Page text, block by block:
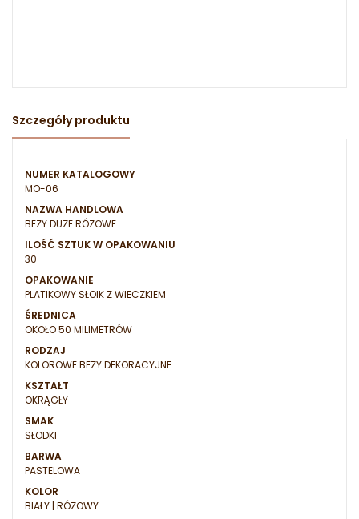
Szczegóły produktu
NUMER KATALOGOWY
MO-06
NAZWA HANDLOWA
BEZY DUŻE RÓŻOWE
ILOŚĆ SZTUK W OPAKOWANIU
30
OPAKOWANIE
PLATIKOWY SŁOIK Z WIECZKIEM
ŚREDNICA
OKOŁO 50 MILIMETRÓW
RODZAJ
KOLOROWE BEZY DEKORACYJNE
KSZTAŁT
OKRĄGŁY
SMAK
SŁODKI
BARWA
PASTELOWA
KOLOR
BIAŁY | RÓŻOWY